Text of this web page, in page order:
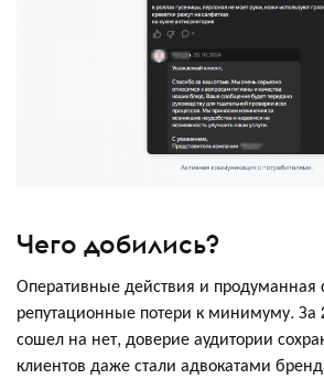
Чего добились?
Оперативные действия и продуманная
репутационные потери к минимуму. За
сошел на нет, доверие аудитории
клиентов даже стали адвокатами